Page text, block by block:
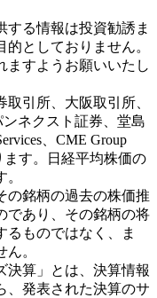
する情報は投資勧誘ま
としておりません。
ますようお願いいたし
引所、大阪取引所、
ネクスト証券、堂島
、CME Group
す。日経平均株価の
の銘柄の過去の株価推
であり、その銘柄の将
るものではなく、ま
。
決算」とは、決算情報
、発表された決算のサ